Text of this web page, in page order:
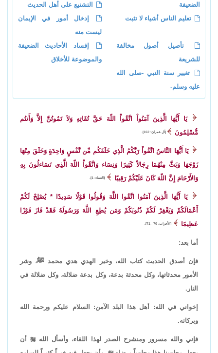
الضعيفة
التشنيع على أهل الحديث
تعليم الناس أشياء لا تثبت
إدخال أمور في الإيمان
ليست منه
تأصيل أصول مخالفة
للشريعة
إفساد الأحاديث الضعيفة
والموضوعة للأخلاق
تغيير سنة النبي -صلى الله
عليه وسلم-
يَا أَيُّهَا الَّذِينَ آمَنُواْ اتَّقُواْ اللّهَ حَقَّ تُقَاتِهِ وَلاَ تَمُوتُنَّ إِلاَّ وَأَنتُم
مُّسْلِمُونَ
[آل عمران: 102].
يَا أَيُّهَا النَّاسُ اتَّقُواْ رَبَّكُمُ الَّذِي خَلَقَكُم مِّن نَّفْسٍ وَاحِدَةٍ وَخَلَقَ مِنْهَا
زَوْجَهَا وَبَثَّ مِنْهُمَا رِجَالاً كَثِيرًا وَنِسَاء وَاتَّقُواْ اللّهَ الَّذِي تَسَاءلُونَ بِهِ
وَالأَرْحَامَ إِنَّ اللّهَ كَانَ عَلَيْكُمْ رَقِيبًا
[النساء: 1].
يَا أَيُّهَا الَّذِينَ آمَنُوا اتَّقُوا اللَّهَ وَقُولُوا قَوْلًا سَدِيدًا * يُصْلِحْ لَكُمْ
أَعْمَالَكُمْ وَيَغْفِرْ لَكُمْ ذُنُوبَكُمْ وَمَن يُطِعِ اللَّهَ وَرَسُولَهُ فَقَدْ فَازَ فَوْزًا
عَظِيمًا
[الأحزاب: 70 - 71].
أما بعد:
فإن أصدق الحديث كتاب الله، وخير الهدي هدي محمد ﷺ، وشر
الأمور محدثاتها، وكل محدثة بدعة، وكل بدعة ضلالة، وكل ضلالة في
النار.
إخواني في الله: أهل هذا البلد الآمن: السلام عليكم ورحمة الله
وبركاته.
فإني والله مسرور ومنشرح الصدر لهذا اللقاء، وأسأل الله أن